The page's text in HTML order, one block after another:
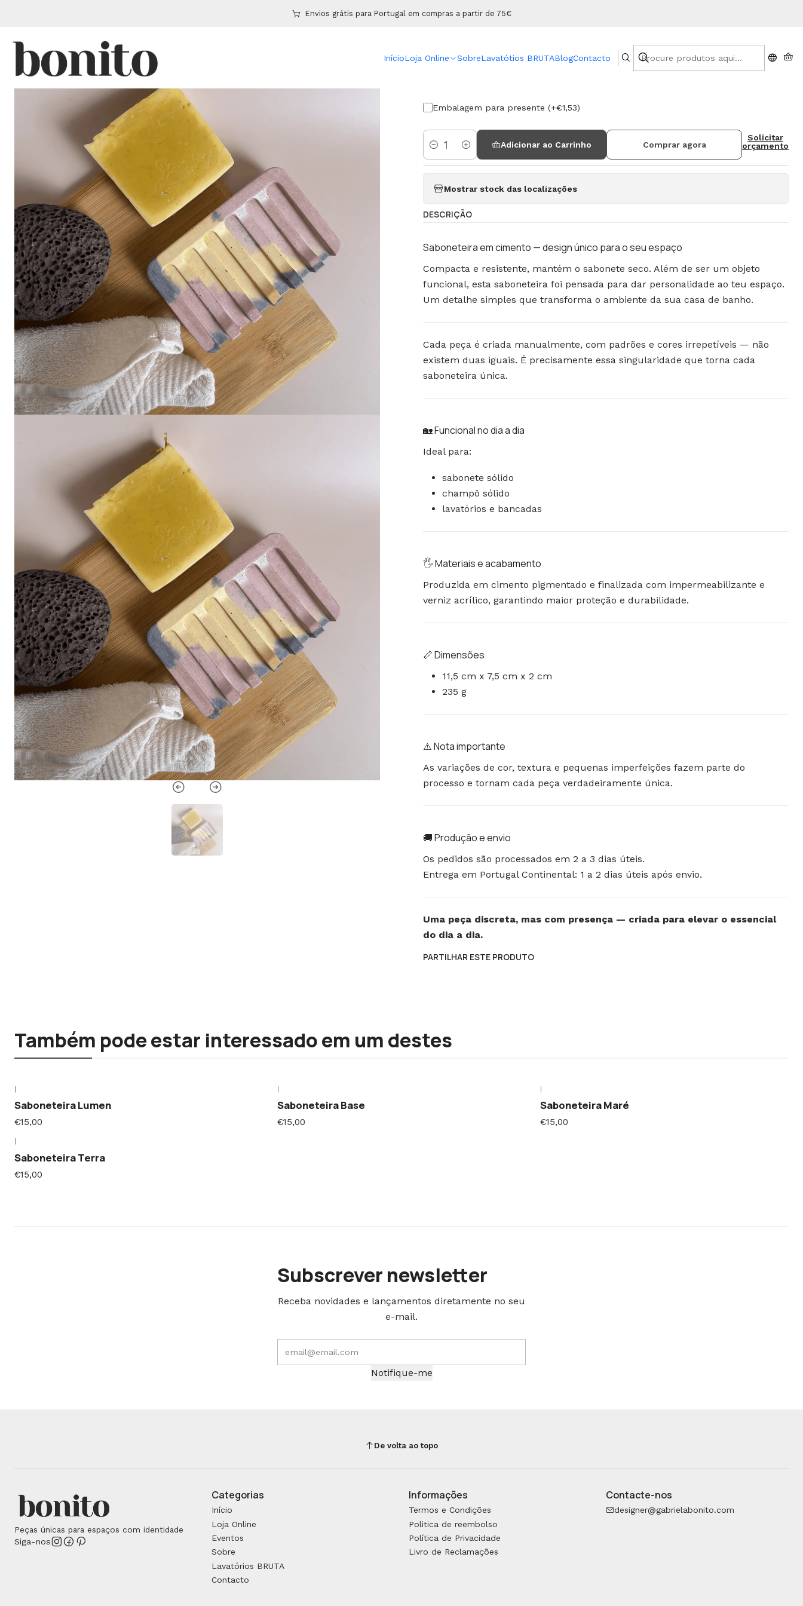
InícioLoja Online SobreLavatótios BRUTABlogContacto
Envios grátis para Portugal em compras a partir de 75€
Início Loja Online Saboneteiras Saboneteira Spring
Saboneteira Spring
Embalagem para presente (+€1,53)
Quantidade
Adicionar ao Carrinho Comprar agora
Solicitar
orçamento
Mostrar stock das localizações
DESCRIÇÃO
Saboneteira em cimento — design único para o seu espaço
Compacta e resistente, mantém o sabonete seco. Além de ser um objeto
funcional, esta saboneteira foi pensada para dar personalidade ao teu espaço.
Um detalhe simples que transforma o ambiente da sua casa de banho.
Cada peça é criada manualmente, com padrões e cores irrepetíveis — não
existem duas iguais. É precisamente essa singularidade que torna cada
saboneteira única.
🏡 Funcional no dia a dia
Ideal para:
sabonete sólido
champô sólido
lavatórios e bancadas
🖐️ Materiais e acabamento
Produzida em cimento pigmentado e finalizada com impermeabilizante e
verniz acrílico, garantindo maior proteção e durabilidade.
📏 Dimensões
11,5 cm x 7,5 cm x 2 cm
235 g
⚠️ Nota importante
As variações de cor, textura e pequenas imperfeições fazem parte do
processo e tornam cada peça verdadeiramente única.
🚚 Produção e envio
Os pedidos são processados em 2 a 3 dias úteis.
Entrega em Portugal Continental: 1 a 2 dias úteis após envio.
Uma peça discreta, mas com presença — criada para elevar o essencial
do dia a dia.
PARTILHAR ESTE PRODUTO
Também pode estar interessado em um destes
Saboneteira Lumen
€15,00
Saboneteira Base
€15,00
Saboneteira Maré
€15,00
Saboneteira Terra
€15,00
Subscrever newsletter
Receba novidades e lançamentos diretamente no seu
e-mail.
Notifique-me
De volta ao topo
Peças únicas para espaços com identidade
Siga-nos
Categorias
Início
Loja Online
Eventos
Sobre
Lavatórios BRUTA
Contacto
Informações
Termos e Condições
Politica de reembolso
Política de Privacidade
Livro de Reclamações
Contacte-nos
designer@gabrielabonito.com